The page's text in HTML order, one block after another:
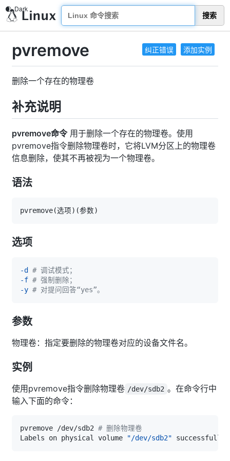
搜索
纠正错误 添加实例
pvremove
删除一个存在的物理卷
补充说明
pvremove命令用于删除一个存在的物理卷。使用
pvremove指令删除物理卷时，它将LVM分区上的物理卷
信息删除，使其不再被视为一个物理卷。
语法
pvremove(选项) (参数)
选项
-d
# 调试模式；
-f # 强制删除；
-y # 对提问回答“yes”。
参数
物理卷：指定要删除的物理卷对应的设备文件名。
实例
使用pvremove指令删除物理卷 /dev/sdb2 。在命令行中
输入下面的命令：
pvremove /dev/sdb2 # 删除物理卷
Labels on physical volume
"/dev/sdb2"